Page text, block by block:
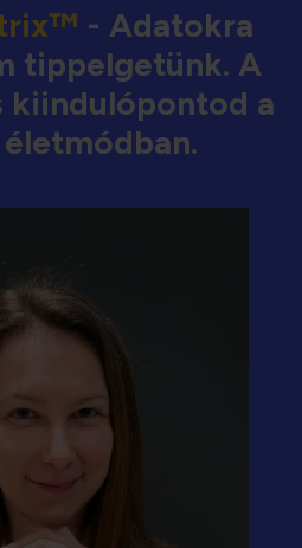
- Adatokra
tippelgetünk. A
kiindulópontod a